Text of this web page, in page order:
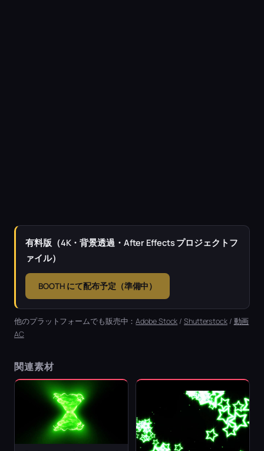
有料版（4K・背景透過・After Effects プロジェクトフ
ァイル）
BOOTH にて配布予定（準備中）
他のプラットフォームでも販売中：Adobe Stock /Shutterstock/ 動画
AC
関連素材